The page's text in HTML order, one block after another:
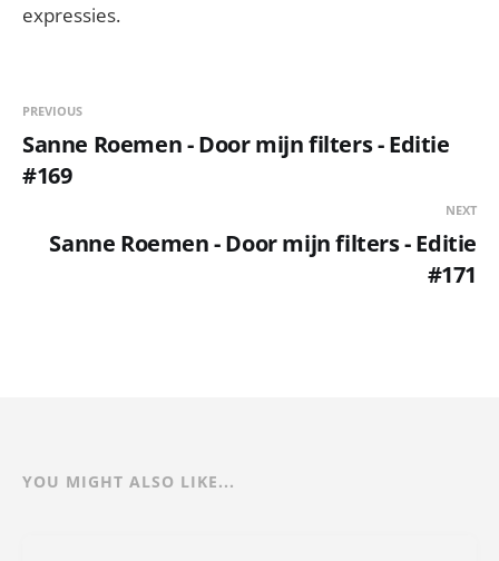
expressies.
PREVIOUS
Sanne Roemen - Door mijn filters - Editie
#169
NEXT
Sanne Roemen - Door mijn filters - Editie
#171
YOU MIGHT ALSO LIKE...